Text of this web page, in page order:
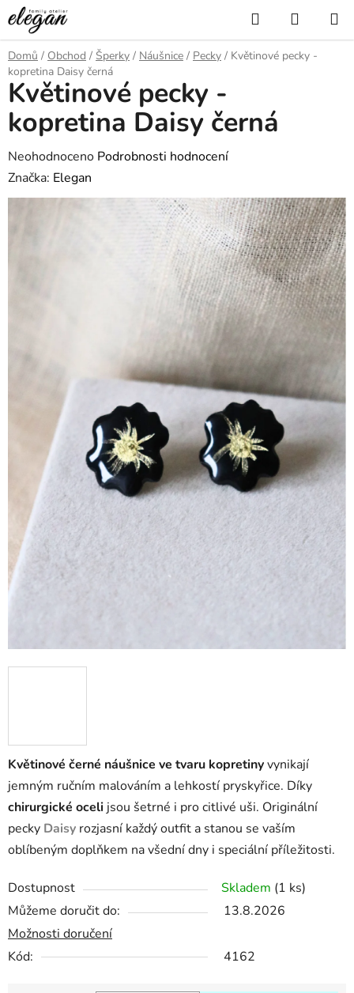
Přejít
na
obsah
Hledat
KOŠÍK
Domů / Obchod / Šperky / Náušnice / Pecky / Květinové pecky -
kopretina Daisy černá
Květinové černé náušnice ve tvaru kopretinyvynikají
jemným ručním malováním a lehkostí pryskyřice. Díky
chirurgické oceli jsou šetrné i pro citlivé uši. Originální
pecky Daisy rozjasní každý outfit a stanou se vaším
oblíbeným doplňkem na všední dny i speciální příležitosti.
Dostupnost Skladem (1 ks)
Můžeme doručit do:
13.8.2026
Možnosti doručení
Kód:
4162
Květinové pecky -
kopretina Daisy černá
Průměrné
hodnocení
produktu
Neohodnoceno Podrobnosti hodnocení
Značka: Elegan